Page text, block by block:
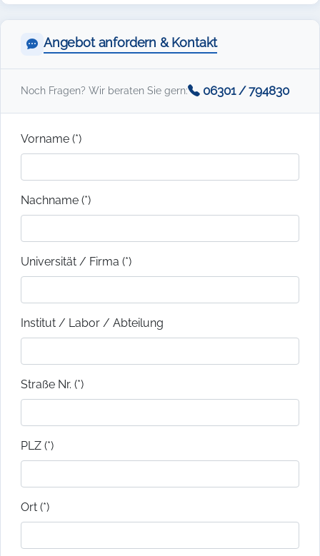
Angebot anfordern & Kontakt
Noch Fragen? Wir beraten Sie gern: 06301 / 794830
Vorname (*)
Nachname (*)
Universität / Firma (*)
Institut / Labor / Abteilung
Straße Nr. (*)
PLZ (*)
Ort (*)